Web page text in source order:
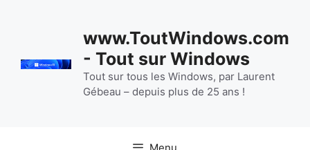
www.ToutWindows.com
- Tout sur Windows
Tout sur tous les Windows, par Laurent
Gébeau – depuis plus de 25 ans !